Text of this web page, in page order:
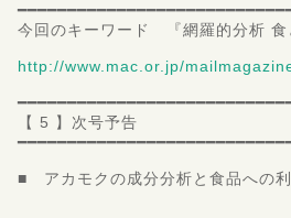
今回のキーワード 『網羅的分析
http://www.mac.or.jp/
【 5 】次号予告
■ アカモクの成分分析と食品への